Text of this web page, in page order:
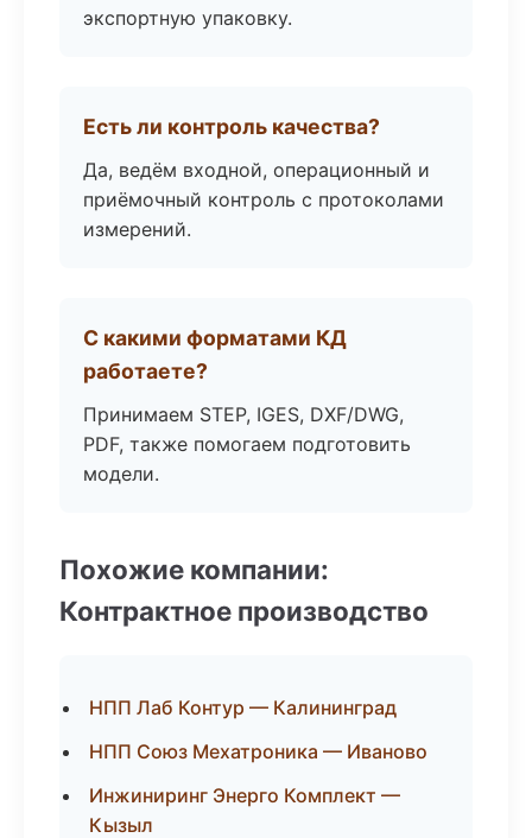
экспортную упаковку.
Есть ли контроль качества?
Да, ведём входной, операционный и
приёмочный контроль с протоколами
измерений.
С какими форматами КД
работаете?
Принимаем STEP, IGES, DXF/DWG,
PDF, также помогаем подготовить
модели.
Похожие компании:
Контрактное производство
НПП Лаб Контур — Калининград
НПП Союз Мехатроника — Иваново
Инжиниринг Энерго Комплект —
Кызыл